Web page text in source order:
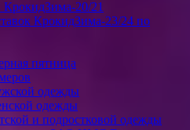
20/21
КрокидЗима-23/24 по
пятница
одежды
одежды
и подростковой одежды